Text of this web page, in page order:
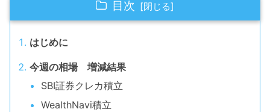
目次
はじめに
今週の相場 増減結果
SBI証券クレカ積立
WealthNavi積立